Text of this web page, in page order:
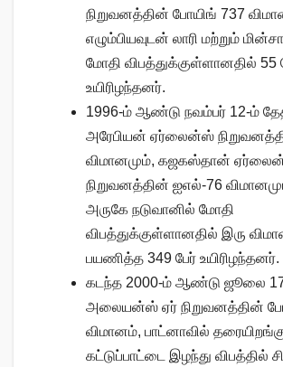
நிறுவனத்தின் போயிங் 737
எழும்பியவுடன் லாரி மற்றும்
மோதி விபத்துக்குள்ளானதில் 55
உயிரிழந்தனர்.
1996-ம் ஆண்டு நவம்பர் 12-ம்
அரேபியன் ஏர்லைன்ஸ்
விமானமும், கஜகஸ்தான்
நிறுவனத்தின் ஐஎல்-76
அருகே நடுவானில் மோதி
விபத்துக்குள்ளானதில் இரு
பயணித்த 349 பேர் உயிரிழந்தனர்.
கடந்த 2000-ம் ஆண்டு ஜூலை
அலையன்ஸ் ஏர் நிறுவனத்தின்
விமானம், பாட்னாவில்
கட்டுப்பாட்டை இழந்து விபத்தில்